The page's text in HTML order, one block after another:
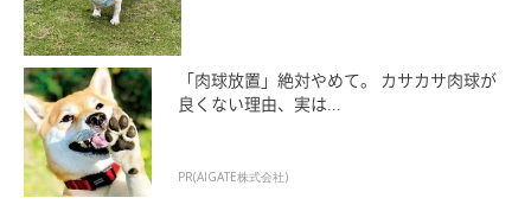
「肉球放置」絶対やめて。 カサカサ肉球が
良くない理由、実は...
PR(AIGATE株式会社)